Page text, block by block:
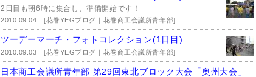
2日目も朝6時に集合し、準備開始です！
2010.09.04[花巻YEGブログ｜花巻商工会議所青年部]
ツーデーマーチ・フォトコレクション(1日目)
2010.09.03[花巻YEGブログ｜花巻商工会議所青年部]
日本商工会議所青年部 第29回東北ブロック大会「奥州大会」